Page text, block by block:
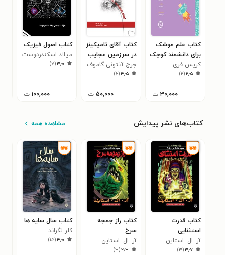
کتاب علم موشک
برای دانشمند کوچک
کریس فری
۲٫۵(۲)
۳۰,۰۰۰ ت
کتاب آقای تامپکینز
در سرزمین عجایب
جرج آنتونی گاموف
۴٫۵(۶)
۵۰,۰۰۰ ت
کتاب اصول فیزیک
میلاد اسکندر‌دوست
۳٫۰(۷)
۱۰۰,۰۰۰ ت
کتاب‌های نشر پیدایش مشاهده همه
کتاب قدرت
استثنایی
آر. ال. استاین
۳٫۷(۳)
کتاب راز جمجه
سرخ
آر. ال. استاین
۲٫۳(۳)
کتاب سال سایه ها
کلر لگراند
۴٫۰(۱۵)